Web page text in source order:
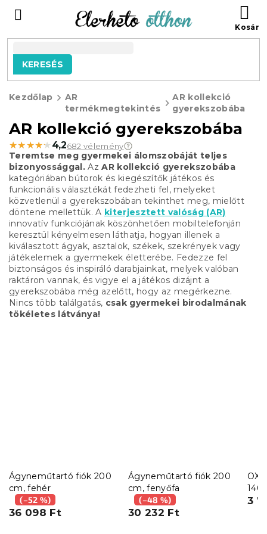
tartalomhoz
KERESÉS
Kezdőlap
AR
termékmegtekintés
AR kollekció
gyerekszobába
AR kollekció gyerekszobába
★★★★★
★★★★★ 4,2682 vélemény
Teremtse meg gyermekei álomszobáját teljes
bizonyossággal. AzAR kollekció gyerekszobába
kategóriában bútorok és kiegészítők játékos és
funkcionális választékát fedezheti fel, melyeket
közvetlenül a gyerekszobában tekinthet meg, mielőtt
döntene mellettük. A kiterjesztett valóság (AR)
innovatív funkciójának köszönhetően mobiltelefonján
keresztül kényelmesen láthatja, hogyan illenek a
kiválasztott ágyak, asztalok, székek, szekrények vagy
játékelemek a gyermekek életterébe. Fedezze fel
biztonságos és inspiráló darabjainkat, melyek valóban
raktáron vannak, és vigye el a játékos dizájnt a
gyerekszobába még azelőtt, hogy az megérkezne.
Nincs több találgatás, csak gyermekei birodalmának
tökéletes látványa!
Ágyneműtartó fiók 200
cm, fehér
(–52 %)
36 098 Ft
Ágyneműtartó fiók 200
cm, fenyőfa
(–48 %)
30 232 Ft
3